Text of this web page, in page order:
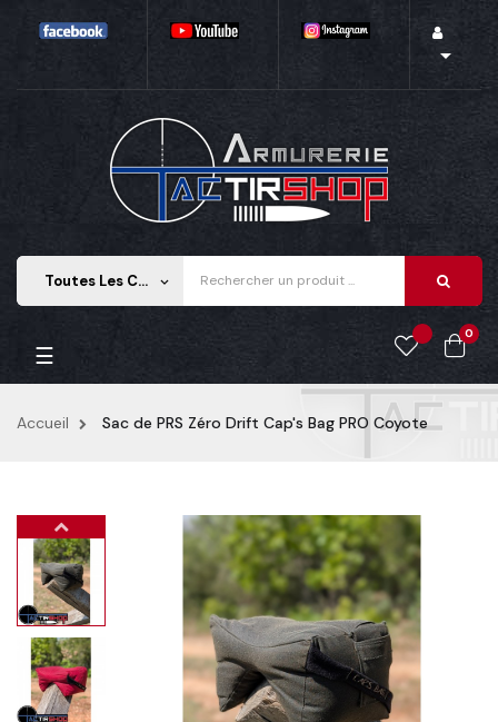

Toutes Les Catégories keyboard_arrow_down
0
Basculer
la
☰
Accueil Sac de PRS Zéro Drift Cap's Bag PRO Coyote